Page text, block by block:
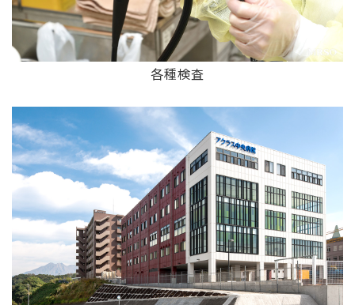
各種検査